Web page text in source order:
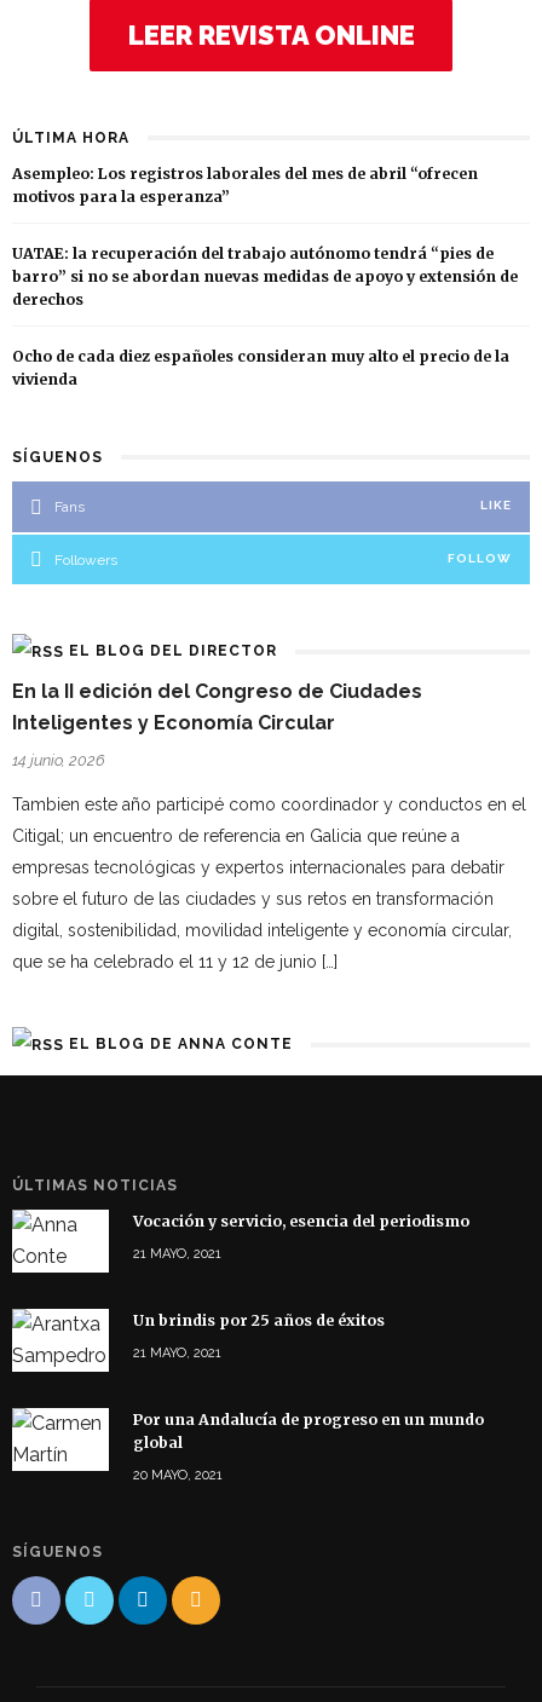
LEER REVISTA ONLINE
ÚLTIMA HORA
Asempleo: Los registros laborales del mes de abril “ofrecen
motivos para la esperanza”
UATAE: la recuperación del trabajo autónomo tendrá “pies de
barro” si no se abordan nuevas medidas de apoyo y extensión de
derechos
Ocho de cada diez españoles consideran muy alto el precio de la
vivienda
SÍGUENOS
Fans LIKE
Followers FOLLOW
EL BLOG DEL DIRECTOR
En la II edición del Congreso de Ciudades
Inteligentes y Economía Circular
14 junio, 2026
Tambien este año participé como coordinador y conductos en el
Citigal; un encuentro de referencia en Galicia que reúne a
empresas tecnológicas y expertos internacionales para debatir
sobre el futuro de las ciudades y sus retos en transformación
digital, sostenibilidad, movilidad inteligente y economía circular,
que se ha celebrado el 11 y 12 de junio […]
EL BLOG DE ANNA CONTE
ÚLTIMAS NOTICIAS
Vocación y servicio, esencia del periodismo
21 MAYO, 2021
Un brindis por 25 años de éxitos
21 MAYO, 2021
Por una Andalucía de progreso en un mundo
global
20 MAYO, 2021
SÍGUENOS